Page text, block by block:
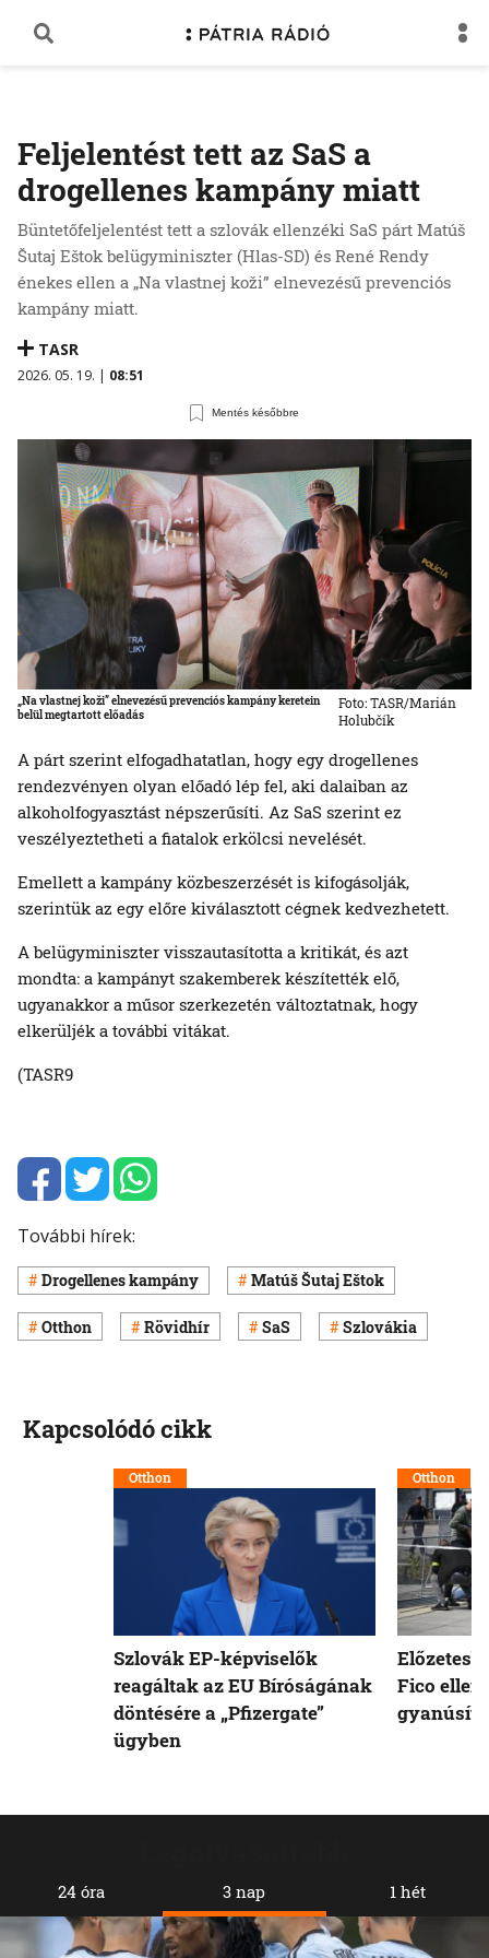
Feljelentést tett az SaS a
drogellenes kampány miatt
Büntetőfeljelentést tett a szlovák ellenzéki SaS párt Matúš
Šutaj Eštok belügyminiszter (Hlas-SD) és René Rendy
énekes ellen a „Na vlastnej koži” elnevezésű prevenciós
kampány miatt.
TASR
2026. 05. 19. | 08:51
Mentés későbbre
„Na vlastnej koži” elnevezésű prevenciós kampány keretein
belül megtartott előadás
Foto: TASR/Marián
Holubčík
A párt szerint elfogadhatatlan, hogy egy drogellenes
rendezvényen olyan előadó lép fel, aki dalaiban az
alkoholfogyasztást népszerűsíti. Az SaS szerint ez
veszélyeztetheti a fiatalok erkölcsi nevelését.
Emellett a kampány közbeszerzését is kifogásolják,
szerintük az egy előre kiválasztott cégnek kedvezhetett.
A belügyminiszter visszautasította a kritikát, és azt
mondta: a kampányt szakemberek készítették elő,
ugyanakkor a műsor szerkezetén változtatnak, hogy
elkerüljék a további vitákat.
(TASR9
További hírek:
Drogellenes kampány Matúš Šutaj Eštok
Otthon Rövidhír SaS Szlovákia
24 óra 3 nap 1 hét
Kapcsolódó cikk
Otthon
Szlovák EP-képviselők
reagáltak az EU Bíróságának
döntésére a „Pfizergate”
ügyben
Otthon
Fico